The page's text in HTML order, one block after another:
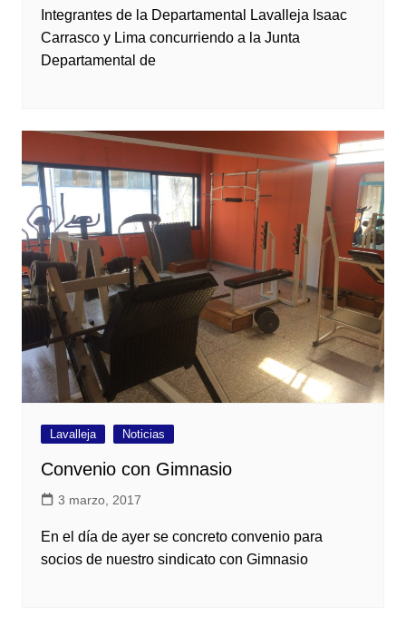
Integrantes de la Departamental Lavalleja Isaac
Carrasco y Lima concurriendo a la Junta
Departamental de
Lavalleja Noticias
Convenio con Gimnasio
3 marzo, 2017
En el día de ayer se concreto convenio para
socios de nuestro sindicato con Gimnasio